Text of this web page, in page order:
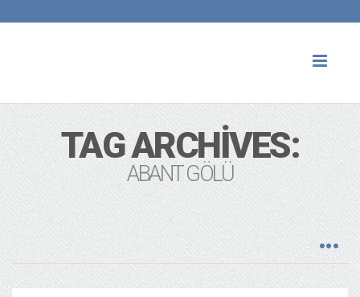
TAG ARCHIVES:
ABANT GÖLÜ